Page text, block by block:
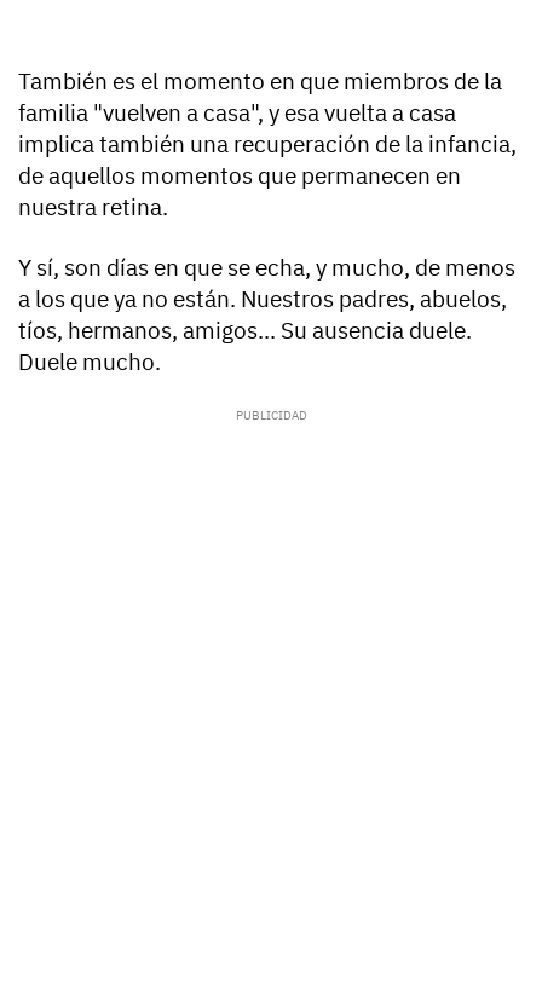
También es el momento en que miembros de la
familia "vuelven a casa", y esa vuelta a casa
implica también una recuperación de la infancia,
de aquellos momentos que permanecen en
nuestra retina.
Y sí, son días en que se echa, y mucho, de menos
a los que ya no están. Nuestros padres, abuelos,
tíos, hermanos, amigos... Su ausencia duele.
Duele mucho.